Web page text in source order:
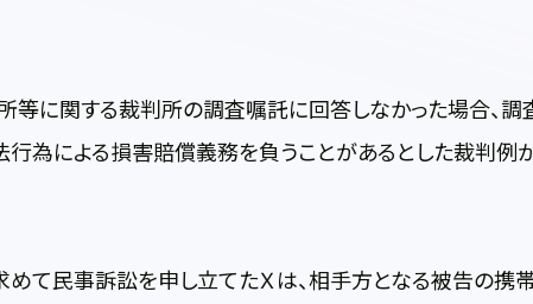
等に関する裁判所の調査嘱託に回答しなかった場合、調
為による損害賠償義務を負うことがあるとした裁判例
て民事訴訟を申し立てたＸは、相手方となる被告の携